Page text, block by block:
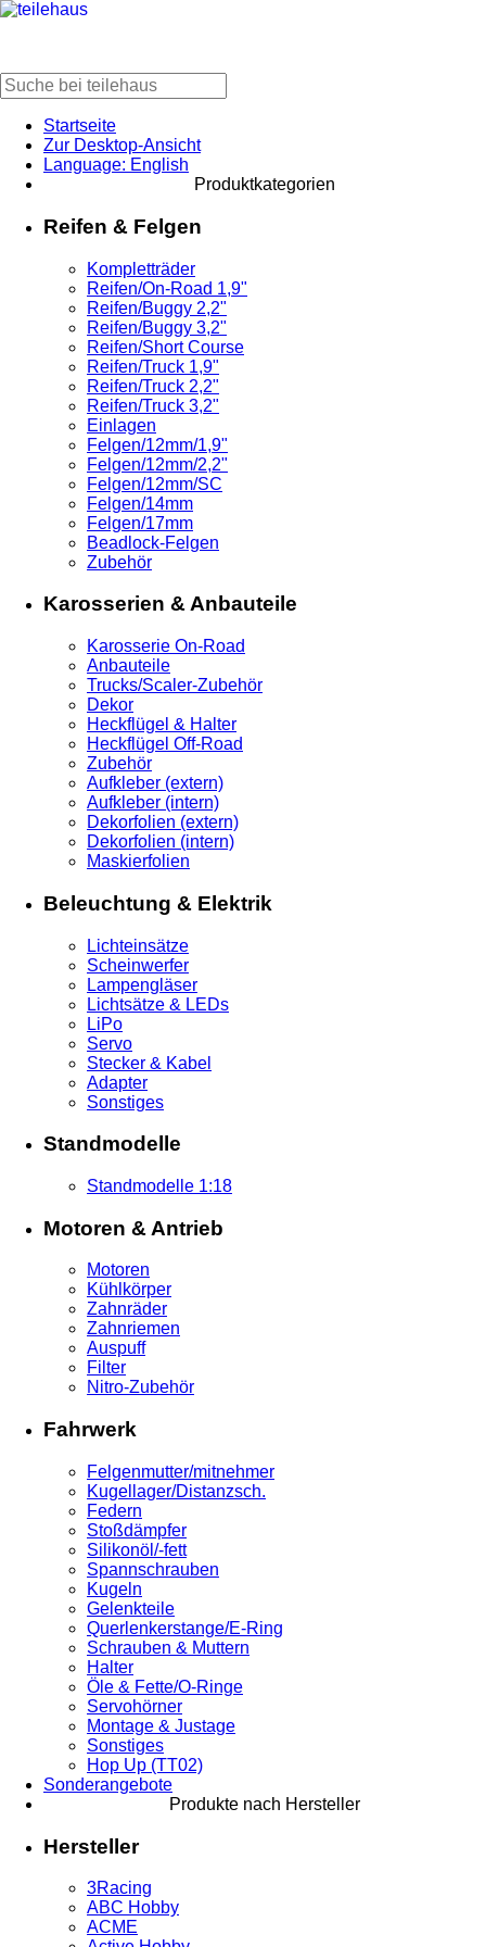
Startseite
Zur Desktop-Ansicht
Language: English
Produktkategorien
Reifen & Felgen
Kompletträder
Reifen/On-Road 1,9"
Reifen/Buggy 2,2"
Reifen/Buggy 3,2"
Reifen/Short Course
Reifen/Truck 1,9"
Reifen/Truck 2,2"
Reifen/Truck 3,2"
Einlagen
Felgen/12mm/1,9"
Felgen/12mm/2,2"
Felgen/12mm/SC
Felgen/14mm
Felgen/17mm
Beadlock-Felgen
Zubehör
Karosserien & Anbauteile
Karosserie On-Road
Anbauteile
Trucks/Scaler-Zubehör
Dekor
Heckflügel & Halter
Heckflügel Off-Road
Zubehör
Aufkleber (extern)
Aufkleber (intern)
Dekorfolien (extern)
Dekorfolien (intern)
Maskierfolien
Beleuchtung & Elektrik
Lichteinsätze
Scheinwerfer
Lampengläser
Lichtsätze & LEDs
LiPo
Servo
Stecker & Kabel
Adapter
Sonstiges
Standmodelle
Standmodelle 1:18
Motoren & Antrieb
Motoren
Kühlkörper
Zahnräder
Zahnriemen
Auspuff
Filter
Nitro-Zubehör
Fahrwerk
Felgenmutter/mitnehmer
Kugellager/Distanzsch.
Federn
Stoßdämpfer
Silikonöl/-fett
Spannschrauben
Kugeln
Gelenkteile
Querlenkerstange/E-Ring
Schrauben & Muttern
Halter
Öle & Fette/O-Ringe
Servohörner
Montage & Justage
Sonstiges
Hop Up (TT02)
Sonderangebote
Produkte nach Hersteller
Hersteller
3Racing
ABC Hobby
ACME